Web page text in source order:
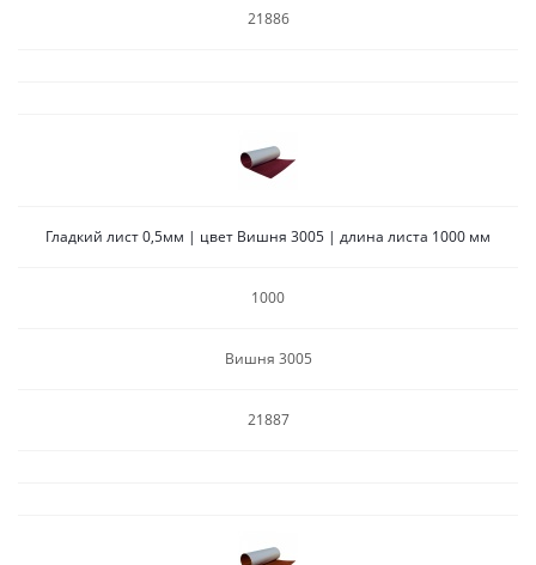
21886
Гладкий лист 0,5мм | цвет Вишня 3005 | длина листа 1000 мм
1000
Вишня 3005
21887